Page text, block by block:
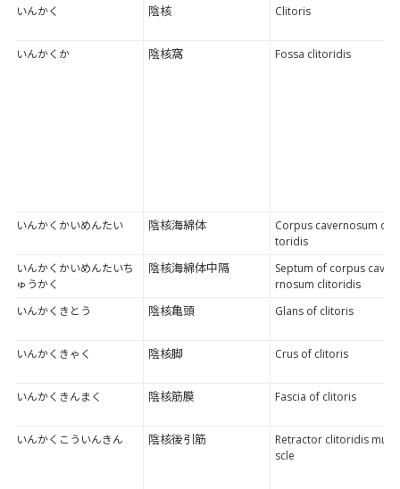
いんかく
陰核 Clitoris
いんかくか 陰核窩 Fossa clitoridis
いんかくかいめんたい 陰核海綿体
Corpus cavernosum cli
toridis
いんかくかいめんたいち
ゅうかく
陰核海綿体中隔
Septum of corpus cave
rnosum clitoridis
いんかくきとう
陰核亀頭 Glans of clitoris
いんかくきゃく 陰核脚 Crus of clitoris
いんかくきんまく 陰核筋膜 Fascia of clitoris
いんかくこういんきん 陰核後引筋
Retractor clitoridis mu
scle